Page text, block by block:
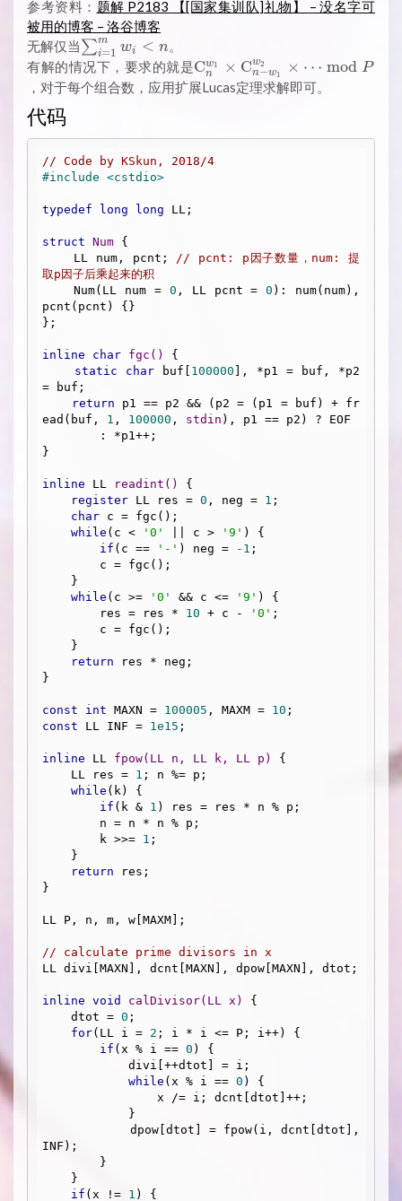
参考资料： 题解 P2183 【[国家集训队]礼物】 – 没名字可
被用的博客 – 洛谷博客
无解仅当\sum_{i=1}^m
w_i < n
∑i=1
m wi < n。
有解的情况下，要求的就是\mathrm{C}_n^{w_1}
\times
\cdots \bmod P
Cn
w1 × Cn−w1
w2 × ⋯ mod P
，对于每个组合数，应用扩展Lucas定理求解即可。
代码
// Code by KSkun, 2018/4
#include <cstdio>
typedef long long LL;
struct Num {
    LL num, pcnt;
// pcnt: p因子数量，num: 提
取p因子后乘起来的积
    Num(LL num =
0 , LL pcnt = 0 ): num(num),
pcnt(pcnt) {}
};
inline char fgc ()
{
static
char buf[ 100000 ], *p1 = buf, *p2
= buf;
return p1 == p2 && (p2 = (p1 = buf) + fr
ead(buf, 1 , 100000 , stdin ), p1 == p2) ? EOF
}
inline LL readint ()
{
register LL res = 0 , neg = 1 ;
char c = fgc();
while (c < '0' || c > '9' ) {
if (c == '-' ) neg = -1 ;
while (c >= '0' && c <= '9' ) {
        res = res *
10 + c - '0' ;
return res * neg;
}
const int MAXN = 100005 , MAXM = 10
const LL INF = 1e15 ;
inline LL fpow(LL n, LL k, LL p)
{
    LL res =
1 ; n %= p;
while (k) {
if (k & 1 ) res = res * n % p;
        k >>=
1 ;
return res;
}
LL P, n, m, w[MAXM];
// calculate prime divisors in x
LL divi[MAXN], dcnt[MAXN], dpow[MAXN], dtot;
inline void calDivisor(LL x)
{
    dtot =
0 ;
for(LL i = 2 ; i * i <= P; i++) {
if (x % i == 0 ) {
while (x % i == 0 ) {
INF);
if (x != 1 ) {